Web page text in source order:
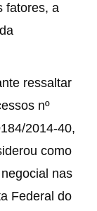
fatores, a
ressaltar
nº
2014-40,
como
nas
Federal do